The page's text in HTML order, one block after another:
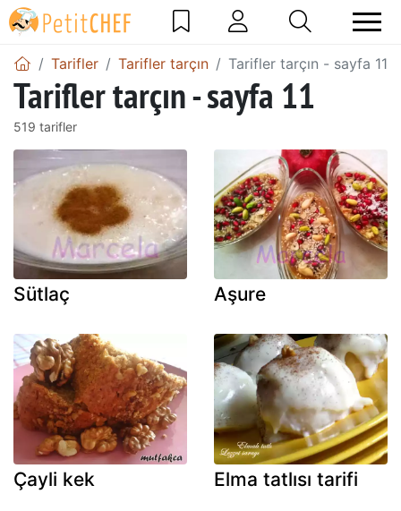
Tarifler Tarifler tarçın Tarifler tarçın - sayfa 11
Tarifler tarçın - sayfa 11
519 tarifler
Sütlaç Aşure
Çayli kek Elma tatlısı tarifi